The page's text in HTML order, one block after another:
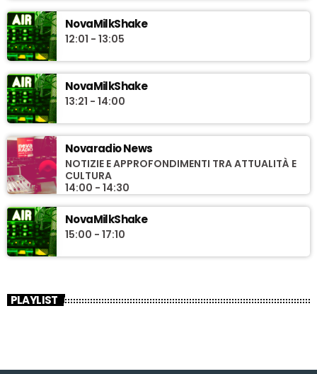
NovaMilkShake
12:01 - 13:05
NovaMilkShake
13:21 - 14:00
Novaradio News
NOTIZIE E APPROFONDIMENTI TRA ATTUALITÀ E
CULTURA
14:00 - 14:30
NovaMilkShake
15:00 - 17:10
PLAYLIST